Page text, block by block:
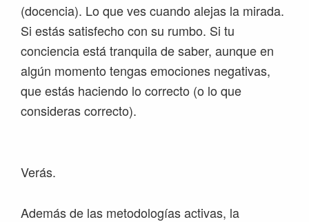
(docencia). Lo que ves cuando alejas la mirada.
Si estás satisfecho con su rumbo. Si tu
conciencia está tranquila de saber, aunque en
algún momento tengas emociones negativas,
que estás haciendo lo correcto (o lo que
consideras correcto).
Verás.
Además de las metodologías activas, la